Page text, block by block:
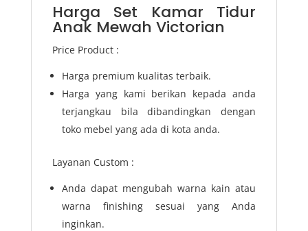
Harga Set Kamar Tidur
Anak Mewah Victorian
Price Product :
Harga premium kualitas terbaik.
Harga yang kami berikan kepada anda
terjangkau bila dibandingkan dengan
toko mebel yang ada di kota anda.
Layanan Custom :
Anda dapat mengubah warna kain atau
warna finishing sesuai yang Anda
inginkan.